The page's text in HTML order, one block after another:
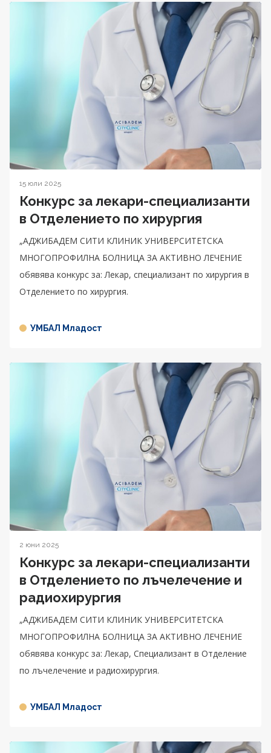
15 юли 2025
Конкурс за лекари-специализанти
в Отделението по хирургия
„АДЖИБАДЕМ СИТИ КЛИНИК УНИВЕРСИТЕТСКА
МНОГОПРОФИЛНА БОЛНИЦА ЗА АКТИВНО ЛЕЧЕНИЕ
обявява конкурс за: Лекар, специализант по хирургия в
Отделението по хирургия.
УМБАЛ Младост
2 юни 2025
Конкурс за лекари-специализанти
в Отделението по лъчелечение и
радиохирургия
„АДЖИБАДЕМ СИТИ КЛИНИК УНИВЕРСИТЕТСКА
МНОГОПРОФИЛНА БОЛНИЦА ЗА АКТИВНО ЛЕЧЕНИЕ
обявява конкурс за: Лекар, Специализант в Отделение
по лъчелечение и радиохирургия.
УМБАЛ Младост